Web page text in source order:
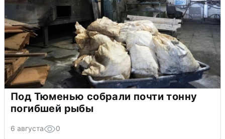
Под Тюменью собрали почти тонну
погибшей рыбы
6 августа 0